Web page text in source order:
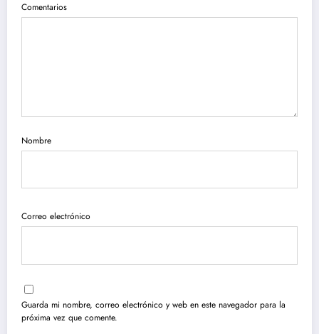
Comentarios
Nombre
Correo electrónico
Guarda mi nombre, correo electrónico y web en este navegador para la
próxima vez que comente.